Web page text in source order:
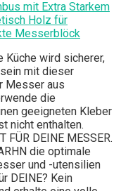
mit Extra Starkem
Holz für
Messerblöck
Küche wird sicherer,
mit dieser
Messer aus
die
geeigneten Kleber
nicht enthalten.
FÜR DEINE MESSER.
die optimale
und -utensilien
DEINE? Kein